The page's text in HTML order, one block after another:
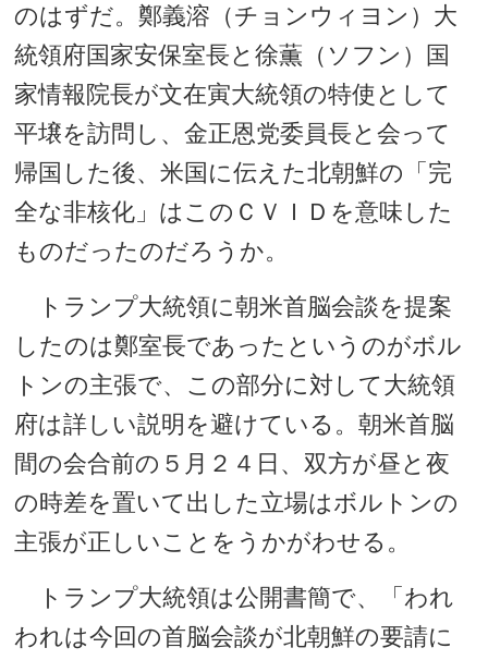
のはずだ。鄭義溶（チョンウィヨン）大
統領府国家安保室長と徐薫（ソフン）国
家情報院長が文在寅大統領の特使として
平壌を訪問し、金正恩党委員長と会って
帰国した後、米国に伝えた北朝鮮の「完
全な非核化」はこのＣＶＩＤを意味した
ものだったのだろうか。
トランプ大統領に朝米首脳会談を提案
したのは鄭室長であったというのがボル
トンの主張で、この部分に対して大統領
府は詳しい説明を避けている。朝米首脳
間の会合前の５月２４日、双方が昼と夜
の時差を置いて出した立場はボルトンの
主張が正しいことをうかがわせる。
トランプ大統領は公開書簡で、「われ
われは今回の首脳会談が北朝鮮の要請に